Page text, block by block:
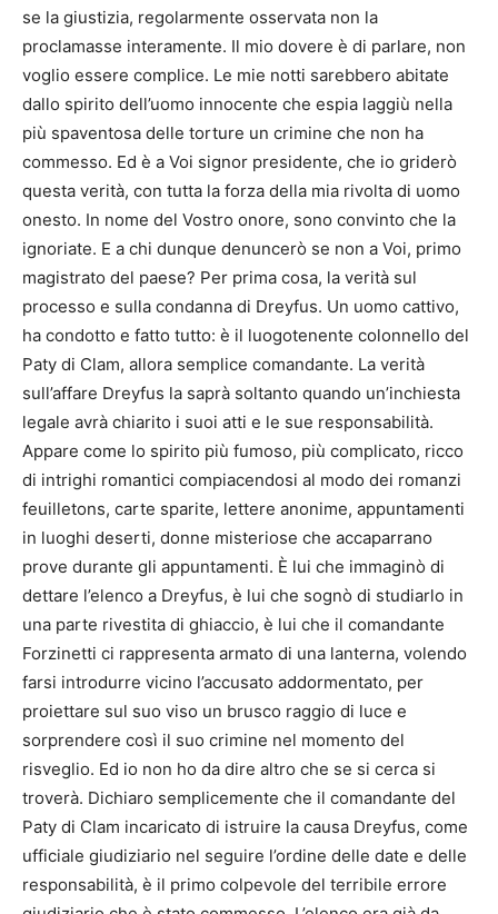
se la giustizia, regolarmente osservata non la
proclamasse interamente. Il mio dovere è di parlare, non
voglio essere complice. Le mie notti sarebbero abitate
dallo spirito dell’uomo innocente che espia laggiù nella
più spaventosa delle torture un crimine che non ha
commesso. Ed è a Voi signor presidente, che io griderò
questa verità, con tutta la forza della mia rivolta di uomo
onesto. In nome del Vostro onore, sono convinto che la
ignoriate. E a chi dunque denuncerò se non a Voi, primo
magistrato del paese? Per prima cosa, la verità sul
processo e sulla condanna di Dreyfus. Un uomo cattivo,
ha condotto e fatto tutto: è il luogotenente colonnello del
Paty di Clam, allora semplice comandante. La verità
sull’affare Dreyfus la saprà soltanto quando un’inchiesta
legale avrà chiarito i suoi atti e le sue responsabilità.
Appare come lo spirito più fumoso, più complicato, ricco
di intrighi romantici compiacendosi al modo dei romanzi
feuilletons, carte sparite, lettere anonime, appuntamenti
in luoghi deserti, donne misteriose che accaparrano
prove durante gli appuntamenti. È lui che immaginò di
dettare l’elenco a Dreyfus, è lui che sognò di studiarlo in
una parte rivestita di ghiaccio, è lui che il comandante
Forzinetti ci rappresenta armato di una lanterna, volendo
farsi introdurre vicino l’accusato addormentato, per
proiettare sul suo viso un brusco raggio di luce e
sorprendere così il suo crimine nel momento del
risveglio. Ed io non ho da dire altro che se si cerca si
troverà. Dichiaro semplicemente che il comandante del
Paty di Clam incaricato di istruire la causa Dreyfus, come
ufficiale giudiziario nel seguire l’ordine delle date e delle
responsabilità, è il primo colpevole del terribile errore